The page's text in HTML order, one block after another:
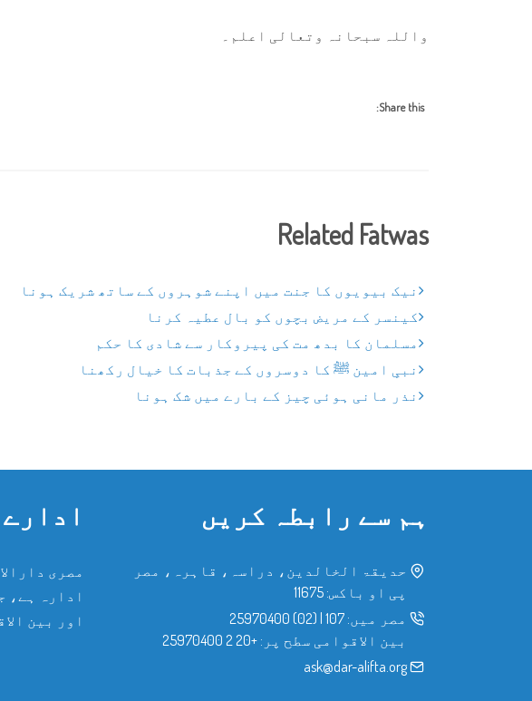
واللہ سبحانہ وتعالی اعلم۔
Share this:
Related Fatwas
نیک بیویوں کا جنت میں اپنے شوہروں کے ساتھ شریک ہونا
کینسر کے مریض بچوں کو بال عطیہ کرنا
مسلمان کا بدھ مت کی پیروکار سے شادی کا حکم
نبیِ امین ﷺ کا دوسروں کے جذبات کا خیال رکھنا
نذر مانی ہوئی چیز کے بارے میں شک ہونا
ہم سے رابطہ کریں
حدیقۃ الخالدین، دراسہ، قاہرہ، مصر
پی او باکس: 11675
مصر میں: 107
(02) 25970400
بین الاقوامی سطح پر: +20 2 25970400
ask@dar-alifta.org
مصری
ادارہ ہے،
اور بین